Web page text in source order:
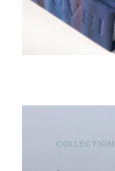
Monographies
COLLECTION